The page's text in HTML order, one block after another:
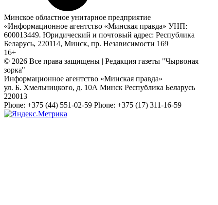
Минское областное унитарное предприятие
«Информационное агентство «Минская правда» УНП:
600013449. Юридический и почтовый адрес: Республика
Беларусь, 220114, Минск, пр. Независимости 169
16+
© 2026 Все права защищены | Редакция газеты "Чырвоная
зорка"
Информационное агентство «Минская правда»
ул. Б. Хмельницкого, д. 10А Минск Республика Беларусь
220013
Phone: +375 (44) 551-02-59 Phone: +375 (17) 311-16-59